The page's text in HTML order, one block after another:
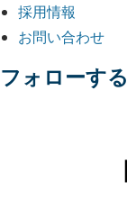
採用情報
お問い合わせ
フォローする